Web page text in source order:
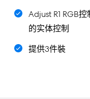
Adjust R1 RGB
的实体控制
提供3件裝